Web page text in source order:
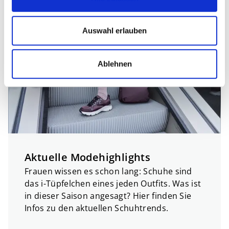
Auswahl erlauben
Ablehnen
Aktuelle Modehighlights
Frauen wissen es schon lang: Schuhe sind
das i-Tüpfelchen eines jeden Outfits. Was ist
in dieser Saison angesagt? Hier finden Sie
Infos zu den aktuellen Schuhtrends.